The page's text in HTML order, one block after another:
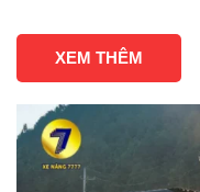
XEM THÊM